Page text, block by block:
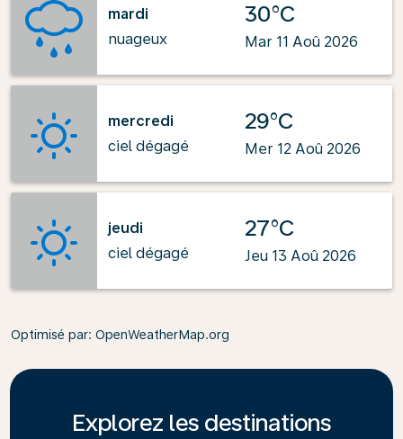
mardi
nuageux
30°C
Mar 11 Aoû 2026
mercredi
ciel dégagé
29°C
Mer 12 Aoû 2026
jeudi
ciel dégagé
27°C
Jeu 13 Aoû 2026
Optimisé par: OpenWeatherMap.org
Explorez les destinations